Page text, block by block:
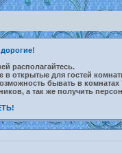
располагайтесь.
в открытые для гостей
бывать в комнатах
а так же получить